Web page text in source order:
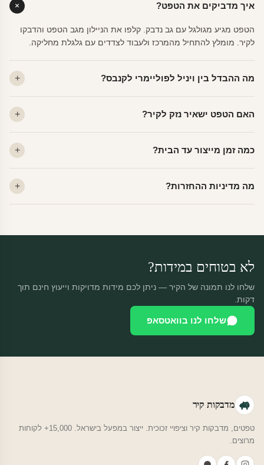
איך מדביקים את הטפט?
הטפט מגיע מגולגל עם גב נדבק. קלפו את הניילון מגב הטפט והדבקו
לקיר. מומלץ להתחיל מהמרכז ולעבוד לצדדים עם גלגלת מחליקה.
מה ההבדל בין ויניל לפוליימרי לקנבס?
פרמיום. קנבס — בד אמנותי יוקרתי, מט.
האם הטפט ישאיר נזק לקיר?
מתאים לקיר מטויח, גבס, קרמיקה וזכוכית.
כמה זמן מייצור עד הבית?
יוצאות באותו יום.
מה מדיניות ההחזרות?
לא בטוחים במידות?
שלחו לנו תמונה של הקיר — ניתן לכם מידות מדויקות וייעוץ חינם תוך
דקות.
שלחו לנו בוואטסאפ
מדבקות קיר
טפטים, מדבקות קיר וציפויי זכוכית. ייצור במפעל בישראל. 15,000+ לקוחות
מרוצים.